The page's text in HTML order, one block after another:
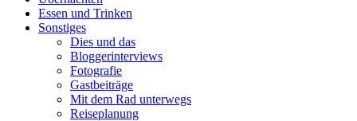
Essen und Trinken
Sonstiges
Dies und das
Bloggerinterviews
Fotografie
Gastbeiträge
Mit dem Rad unterwegs
Reiseplanung